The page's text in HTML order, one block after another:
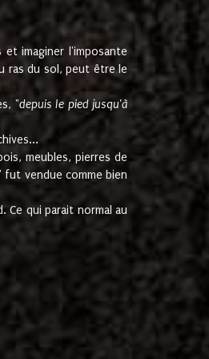
imaginer l'imposante
ras du sol, peut être le
"depuis le pied jusqu'à
meubles, pierres de
vendue comme bien
qui parait normal au